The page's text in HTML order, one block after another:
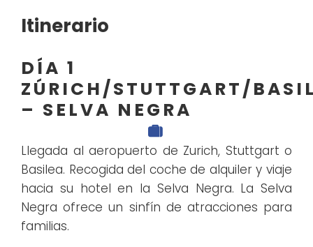
Itinerario
DÍA 1
ZÚRICH/STUTTGART/
– SELVA NEGRA
Llegada al aeropuerto de Zurich, Stuttgart o
Basilea. Recogida del coche de alquiler y viaje
hacia su hotel en la Selva Negra. La Selva
Negra ofrece un sinfín de atracciones para
familias.